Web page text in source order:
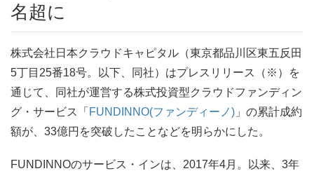
名超に
株式会社日本クラウドキャピタル（東京都品川区東五反田
5丁目25番18号。以下、同社）はプレスリリース（※）を
通じて、同社が運営する株式投資型クラウドファンディン
グ・サービス「 FUNDINNO(ファンディーノ) 」の累計成約
額が、33億円を突破したことなどを明らかにした。
FUNDINNOのサービス・インは、2017年4月。以来、3年